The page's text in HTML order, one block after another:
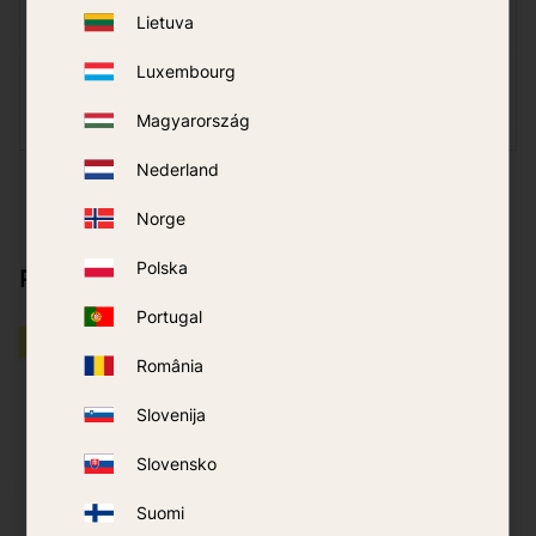
Lietuva
Luxembourg
Magyarország
Nederland
Norge
Polska
Portugal
România
Slovenija
Slovensko
Suomi
Klicken Sie zum Bewerten auf einen Stern
Passt gut zu